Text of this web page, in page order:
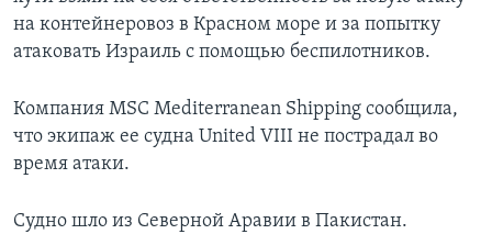
на контейнеровоз в Красном море и за попытку
атаковать Израиль с помощью беспилотников.
Компания MSC Mediterranean Shipping сообщила,
что экипаж ее судна United VIII не пострадал во
время атаки.
Судно шло из Северной Аравии в Пакистан.